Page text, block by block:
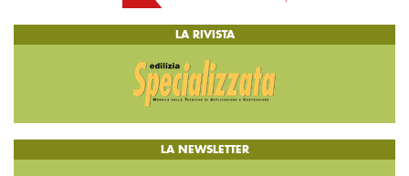
LA RIVISTA
LA NEWSLETTER